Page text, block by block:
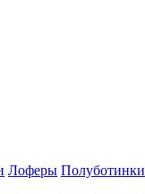
Лоферы Полуботинки